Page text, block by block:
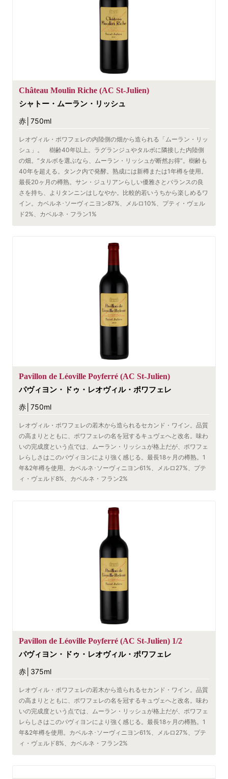
Château Moulin Riche (AC St-Julien)
シャトー・ムーラン・リッシュ
赤│750ml
レオヴィル・ポワフェレの内陸側の畑から造られる「ムーラン・リッ
シュ」。 樹齢40年以上。ラグランジュやタルボに隣接した内陸側
の畑。“タルボを選ぶなら、ムーラン・リッシュが断然お得”。樹齢も
40年を超える。タンク内で発酵。熟成には新樽または1年樽を使用。
最長20ヶ月の樽熟。サン・ジュリアンらしい優雅さとバランスの良
さを持ち、よりタンニンはしなやか。比較的若いうちから楽しめるワ
イン。カベルネ･ソーヴィニヨン87%、メルロ10%、プティ・ヴェル
ド2%、カベルネ・フラン1%
Pavillon de Léoville Poyferré (AC St-Julien)
パヴィヨン・ドゥ・レオヴィル・ポワフェレ
赤│750ml
レオヴィル・ポワフェレの若木から造られるセカンド・ワイン。品質
の高まりとともに、ポワフェレの名を冠するキュヴェへと改名。味わ
いの完成度という点では、ムーラン・リッシュが格上だが、ポワフェ
レらしさはこのパヴィヨンにより強く感じる。最長18ヶ月の樽熟。1
年&2年樽を使用。カベルネ･ソーヴィニヨン61%、メルロ27%、プテ
ィ・ヴェルド8%、カベルネ・フラン2%
Pavillon de Léoville Poyferré (AC St-Julien) 1/2
パヴィヨン・ドゥ・レオヴィル・ポワフェレ
赤│375ml
レオヴィル・ポワフェレの若木から造られるセカンド・ワイン。品質
の高まりとともに、ポワフェレの名を冠するキュヴェへと改名。味わ
いの完成度という点では、ムーラン・リッシュが格上だが、ポワフェ
レらしさはこのパヴィヨンにより強く感じる。最長18ヶ月の樽熟。1
年&2年樽を使用。カベルネ･ソーヴィニヨン61%、メルロ27%、プテ
ィ・ヴェルド8%、カベルネ・フラン2%